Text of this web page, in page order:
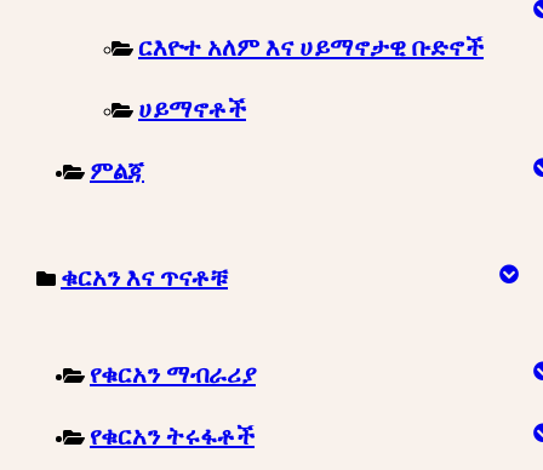
ርእዮተ አለም እና ሀይማኖታዊ ቡድኖች
ሀይማኖቶች
ምልጃ
ቁርአን እና ጥናቶቹ
የቁርአን ማብራሪያ
የቁርአን ትሩፋቶች